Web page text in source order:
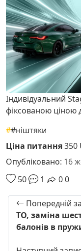
Індивідуальний
фіксованою ціною
##ніштяки
Ціна питання350
Опубліковано: 16
50
1 00
Попередній
ТО, заміна
балонів в